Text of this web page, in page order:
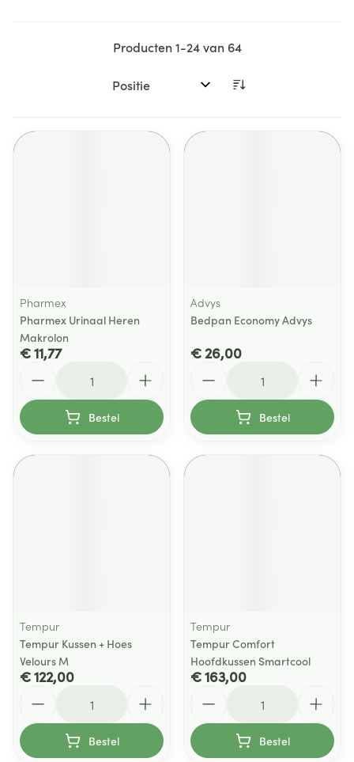
Producten1-24van 64
Sorteer op:
Pharmex
Pharmex Urinaal Heren
Makrolon
€ 11,77
Bestel
Advys
Bedpan Economy Advys
€ 26,00
Bestel
Tempur
Tempur Kussen + Hoes
Velours M
€ 122,00
Bestel
Tempur
Tempur Comfort
Hoofdkussen Smartcool
€ 163,00
Bestel